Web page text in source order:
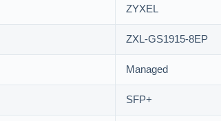
ZYXEL
ZXL-GS1915-8EP
Managed
SFP+